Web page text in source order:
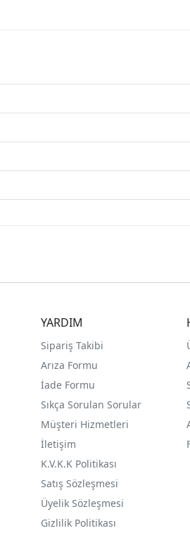
YARDIM
Sipariş Takibi
Arıza Formu
İade Formu
Sıkça Sorulan Sorular
Müşteri Hizmetleri
İletişim
K.V.K.K Politikası
Satış Sözleşmesi
Üyelik Sözleşmesi
Gizlilik Politikası